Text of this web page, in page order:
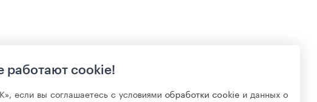
работают cookie!
если вы соглашаетесь с условиямиобработки cookie и данных о